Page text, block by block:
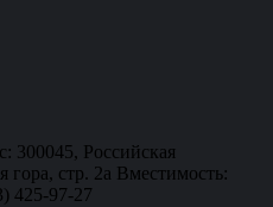
Российская
гора, стр. 2а Вместимость:
425-97-27